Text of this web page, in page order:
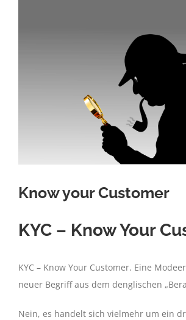
Know your Customer
KYC – Know Your
KYC – Know Your Customer. Eine
neuer Begriff aus dem denglischen
Nein, es handelt sich vielmehr um ein